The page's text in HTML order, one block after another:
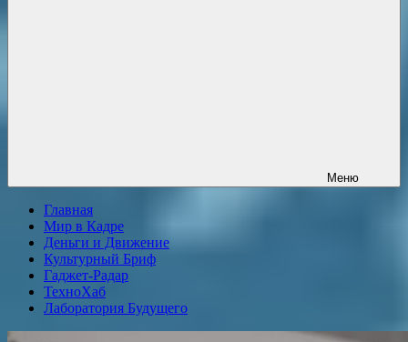
Меню
Главная
Мир в Кадре
Деньги и Движение
Культурный Бриф
Гаджет-Радар
ТехноХаб
Лаборатория Будущего